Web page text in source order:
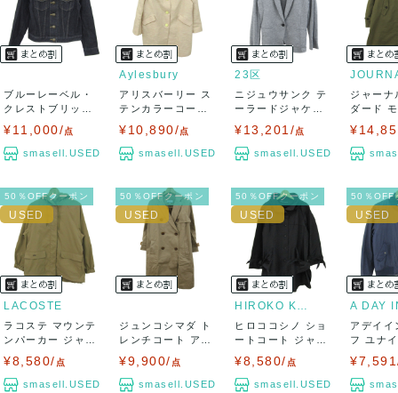
ブルーレーベル・
クレストブリッジ
ト...
¥11,000/点
smasell.USED
Aylesbury
アリスバーリー ス
テンカラーコート
¥10,890/点
smasell.USED
23区
ニジュウサンク テ
ーラードジャケッ
¥13,201/点
smasell.USED
ジャーナ
ダード
50％OFFクーポン
LACOSTE
ラコステ マウンテ
ンパーカー ジャケ
¥8,580/ 点
smasell.USED
50％OFFクーポン
ジュンコシマダ ト
レンチコート アウ
¥9,900/ 点
smasell.USED
50％OFFクーポン
ヒロココシノ ショ
ートコート ジャケ
¥8,580/ 点
smasell.USED
50％OFF
アデイイ
フ ユナ